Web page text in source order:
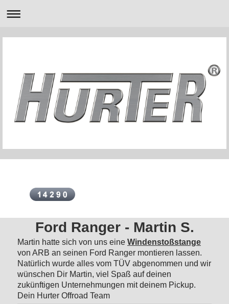
Ford Ranger - Martin S.
Martin hatte sich von uns eine Windenstoßstange
von ARB an seinen Ford Ranger montieren lassen.
Natürlich wurde alles vom TÜV abgenommen und wir
wünschen Dir Martin, viel Spaß auf deinen
zukünftigen Unternehmungen mit deinem Pickup.
Dein Hurter Offroad Team